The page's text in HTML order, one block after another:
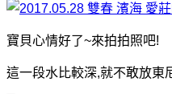
寶貝心情好了~來拍拍照吧!
這一段水比較深,就不敢放東